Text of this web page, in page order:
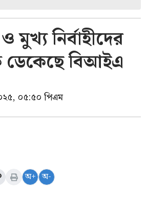
মুখ্য নির্বাহীদের
ডেকেছে বিআইএ
০৫:৫০ পিএম
অ+ অ-